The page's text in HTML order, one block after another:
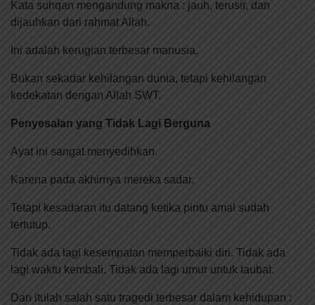
Kata suhqan mengandung makna : jauh, terusir, dan
dijauhkan dari rahmat Allah.
Ini adalah kerugian terbesar manusia.
Bukan sekadar kehilangan dunia, tetapi kehilangan
kedekatan dengan Allah SWT.
Penyesalan yang Tidak Lagi Berguna
Ayat ini sangat menyedihkan.
Karena pada akhirnya mereka sadar.
Tetapi kesadaran itu datang ketika pintu amal sudah
tertutup.
Tidak ada lagi kesempatan memperbaiki diri. Tidak ada
lagi waktu kembali. Tidak ada lagi umur untuk taubat.
Dan itulah salah satu tragedi terbesar dalam kehidupan :